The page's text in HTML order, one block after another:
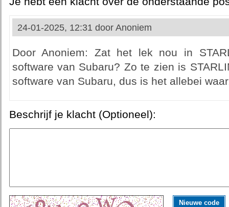
24-01-2025, 12:31 door Anoniem
Door Anoniem: Zat het lek nou in
software van Subaru? Zo te zien is
software van Subaru, dus is het allebei
Beschrijf je klacht (Optioneel):
Nieuwe code